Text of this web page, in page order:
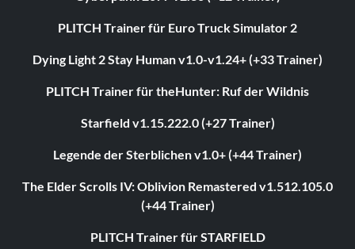
PLITCH Trainer für Euro Truck Simulator 2
Dying Light 2 Stay Human v1.0-v1.24+ (+33 Trainer)
PLITCH Trainer für theHunter: Ruf der Wildnis
Starfield v1.15.222.0 (+27 Trainer)
Legende der Sterblichen v1.0+ (+44 Trainer)
The Elder Scrolls IV: Oblivion Remastered v1.512.105.0
(+44 Trainer)
PLITCH Trainer für STARFIELD